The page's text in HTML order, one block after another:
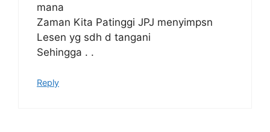
mana
Zaman Kita Patinggi JPJ menyimpsn
Lesen yg sdh d tangani
Sehingga . .
Reply